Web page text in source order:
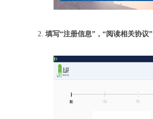
2. 填写“注册信息”，“阅读相关协议”